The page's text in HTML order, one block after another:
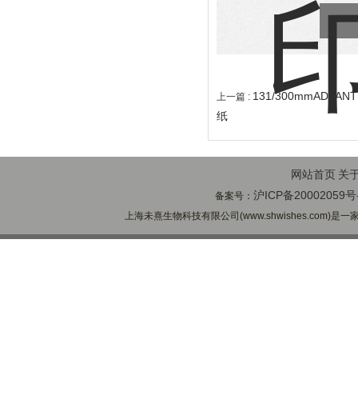
上一篇 : 131/
纸
网站首页 关
备案号：沪ICP备20002059
上海未熹生物科技有限公司(www.shwishes.com)是一